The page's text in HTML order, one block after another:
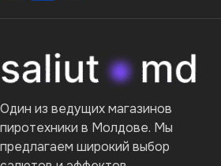
Один из ведущих магазинов
пиротехники в Молдове. Мы
предлагаем широкий выбор